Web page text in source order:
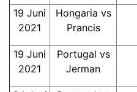
19 Juni
2021
Hongaria vs
Prancis
19 Juni
2021
Portugal vs
Jerman